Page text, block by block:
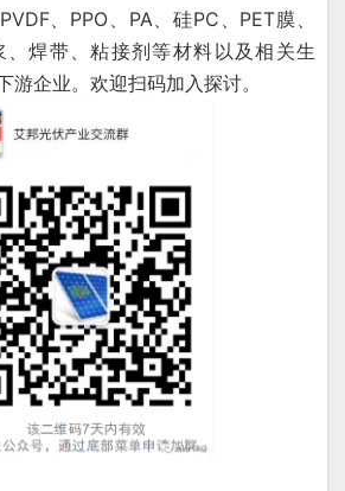
、PPO、PA、硅PC、PET膜、
焊带、粘接剂等材料以及相关生
游企业。欢迎扫码加入探讨。